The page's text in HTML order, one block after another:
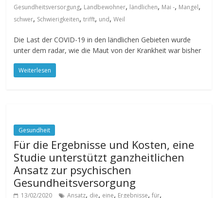
Gesundheitsversorgung, Landbewohner, ländlichen, Mai -, Mangel,
schwer, Schwierigkeiten,trifft, und,Weil
Die Last der COVID-19 in den ländlichen Gebieten wurde
unter dem radar, wie die Maut von der Krankheit war bisher
Weiterlesen
Gesundheit
Für die Ergebnisse und Kosten, eine
Studie unterstützt ganzheitlichen
Ansatz zur psychischen
Gesundheitsversorgung
13/02/2020 Ansatz, die, eine, Ergebnisse,für,